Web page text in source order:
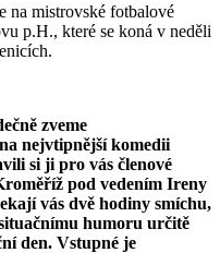
na mistrovské fotbalové
p.H., které se koná v neděli
zveme
nejvtipnější komedii
si ji pro vás členové
pod vedením Ireny
vás dvě hodiny smíchu,
humoru určitě
den. Vstupné je